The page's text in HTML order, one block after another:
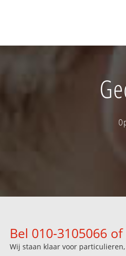
Bel 010-3105066
Wij staan klaar voor